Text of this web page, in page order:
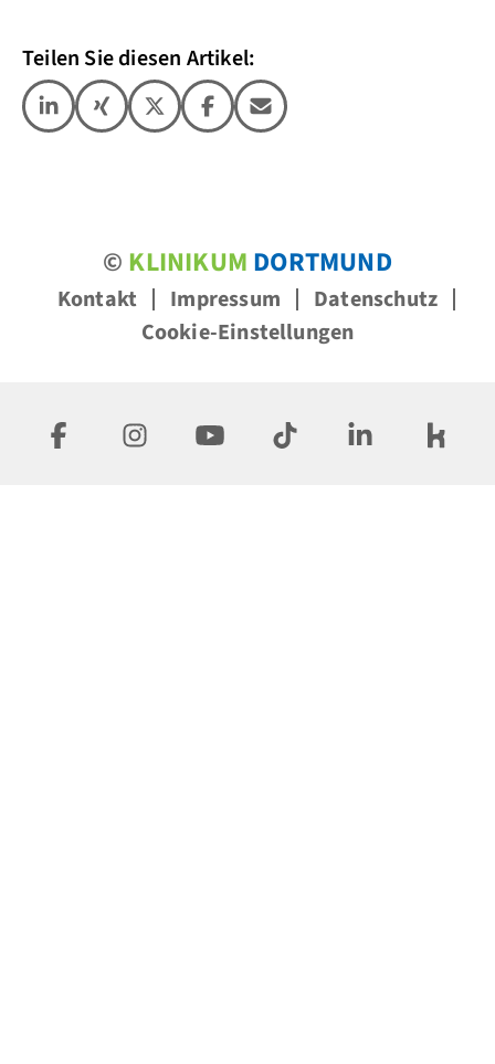
Teilen Sie diesen Artikel:
© KLINIKUM DORTMUND
Kontakt Impressum
Datenschutz
Cookie-Einstellungen